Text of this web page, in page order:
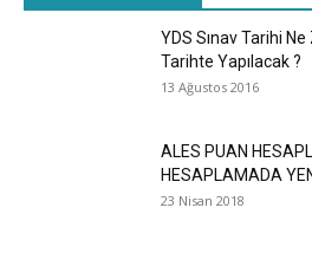
YDS Sınav Tarihi
Tarihte Yapılacak ?
13 Ağustos 2016
ALES PUAN
HESAPLAMADA
23 Nisan 2018